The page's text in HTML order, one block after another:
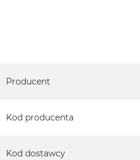
Producent
Kod producenta
Kod dostawcy